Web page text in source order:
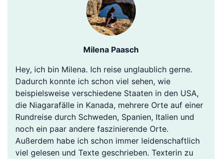
Milena Paasch
Hey, ich bin Milena. Ich reise unglaublich gerne.
Dadurch konnte ich schon viel sehen, wie
beispielsweise verschiedene Staaten in den USA,
die Niagarafälle in Kanada, mehrere Orte auf einer
Rundreise durch Schweden, Spanien, Italien und
noch ein paar andere faszinierende Orte.
Außerdem habe ich schon immer leidenschaftlich
viel gelesen und Texte geschrieben. Texterin zu